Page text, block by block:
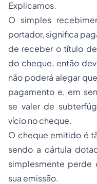
Explicamos.
O simples
portador, significa
de receber o título
do cheque, então
não poderá alegar
pagamento e, em
se valer de
vício no cheque.
O cheque emitido é
sendo a cártula
simplesmente perde
sua emissão.